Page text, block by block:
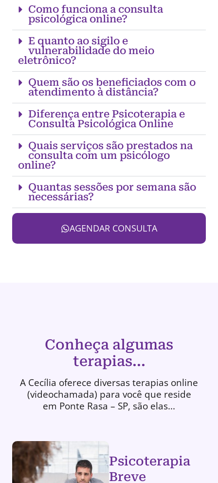
Como funciona a consulta
psicológica online?
E quanto ao sigilo e
vulnerabilidade do meio
eletrônico?
Quem são os beneficiados com o
atendimento à distância?
Diferença entre Psicoterapia e
Consulta Psicológica Online
Quais serviços são prestados na
consulta com um psicólogo
online?
Quantas sessões por semana são
necessárias?
AGENDAR CONSULTA
Conheça algumas
terapias...
A Cecília oferece diversas terapias online
(videochamada) para você que reside
em Ponte Rasa – SP, são elas...
Psicoterapia
Breve